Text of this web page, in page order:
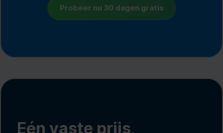
Probeer nu 30 dagen gratis
Eén vaste prijs,